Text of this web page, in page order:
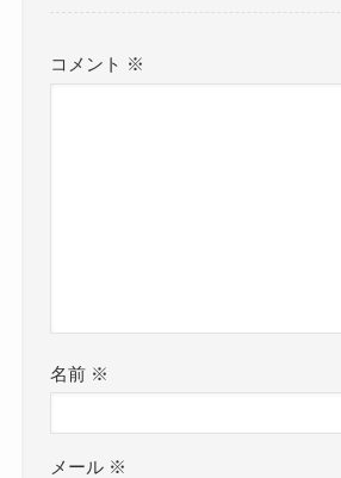
コメント ※
名前 ※
メール ※